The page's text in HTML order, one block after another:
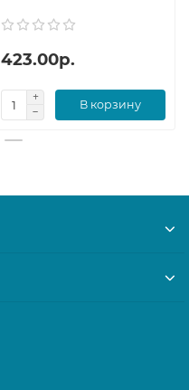
423.00р.
В корзину